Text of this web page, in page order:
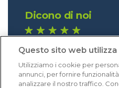
Dicono di noi
Eccellente (4,8)
Acquisti verificati
Questo sito web utilizza
Utilizziamo i cookie per
annunci, per fornire
analizzare il nostro traffico.